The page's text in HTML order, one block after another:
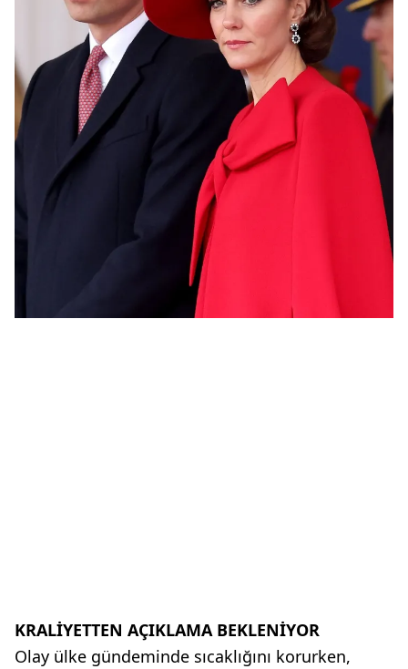
KRALİYETTEN AÇIKLAMA BEKLENİYOR
Olay ülke gündeminde sıcaklığını korurken,